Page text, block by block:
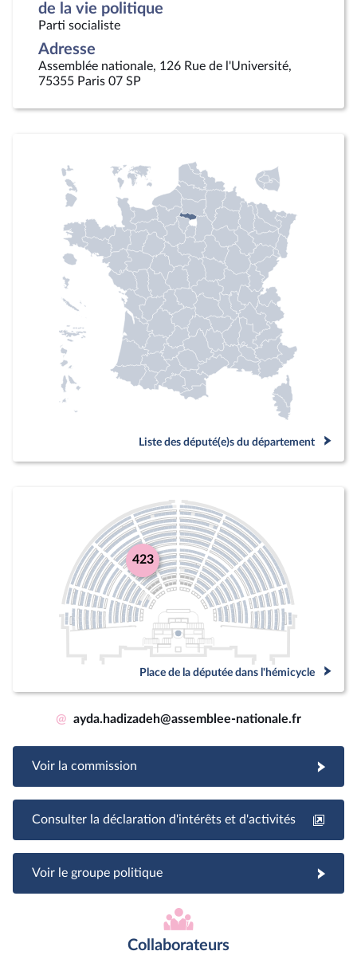
de la vie politique
Parti socialiste
Adresse
Assemblée nationale, 126 Rue de l'Université,
75355 Paris 07 SP
Liste des député(e)s du département
423
Place de la députée dans l'hémicycle
@ ayda.hadizadeh@assemblee-nationale.fr
Voir la commission
Consulter la déclaration d'intérêts et d'activités
Voir le groupe politique
Collaborateurs